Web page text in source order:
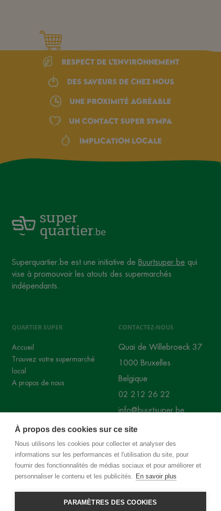
À propos des cookies sur ce site
Nous utilisons les cookies pour collecter et analyser des
informations sur les performances et l'utilisation du site, pour
fournir des fonctionnalités de médias sociaux et pour améliorer et
personnaliser le contenu et les publicités. En savoir plus
PARAMÈTRES DES COOKIES
Respect de l’environnement
Des saveurs de chez nous
une proximité agréable
Un Contact Super Sympa
Implication locale
Superquartier.be est une initiative de Buurtsuper.be qui
vise à promouvoir les atouts des supermarchés
indépendants.
QUARTIER SUPER
Accueil
Trouvez votre supermarché
local
A propos de nous
CONTACTEZ-NOUS
Quai de Willebroeck 37
1000 Bruxelles
Belgique
02 212 26 22
info@buurtsuper.be
RÉSEAUX SOCIAUX
Instagram Facebook